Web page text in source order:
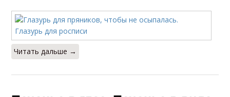
Читать дальше →